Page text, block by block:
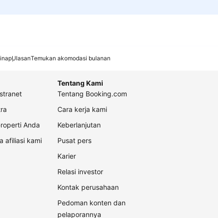
UlasanTemukan akomodasi bulanan
Anda
afiliasi kami
Tentang Kami
Tentang Booking.com
Cara kerja kami
Keberlanjutan
Pusat pers
Karier
Relasi investor
Kontak perusahaan
Pedoman konten dan
pelaporannya